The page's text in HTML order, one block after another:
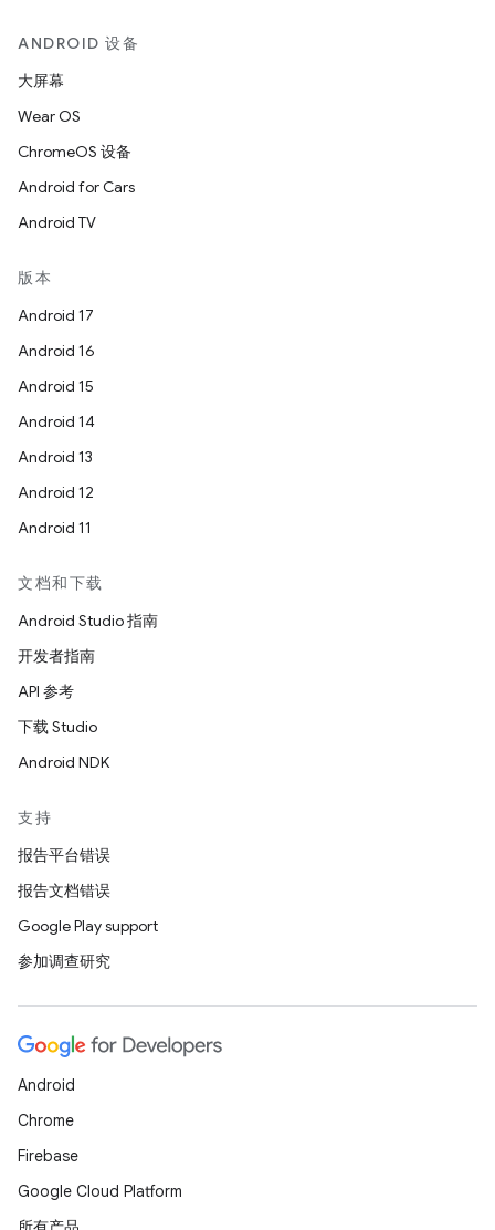
ANDROID 设备
大屏幕
Wear OS
ChromeOS 设备
Android for Cars
Android TV
版本
Android 17
Android 16
Android 15
Android 14
Android 13
Android 12
Android 11
文档和下载
Android Studio 指南
开发者指南
API 参考
下载 Studio
Android NDK
支持
报告平台错误
报告文档错误
Google Play support
参加调查研究
Android
Chrome
Firebase
Google Cloud Platform